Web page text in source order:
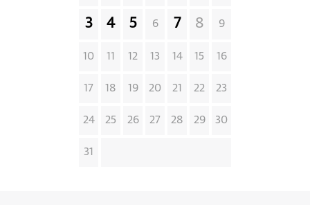
3 4 5 6 7 8 9
10 11 12 13 14 15 16
17 18 19 20 21 22 23
24 25 26 27 28 29 30
31